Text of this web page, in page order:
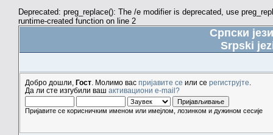
Deprecated: preg_replace(): The /e modifier is deprecated, use
runtime-created function on line 2
Српски
Srpski
Добро дошли, Гост . Молимо вас пријавите се или се региструјте
Да ли сте изгубили ваш активациони e-mail?
Пријавите се корисничким именом или имејлом, лозинком и дужином сесије